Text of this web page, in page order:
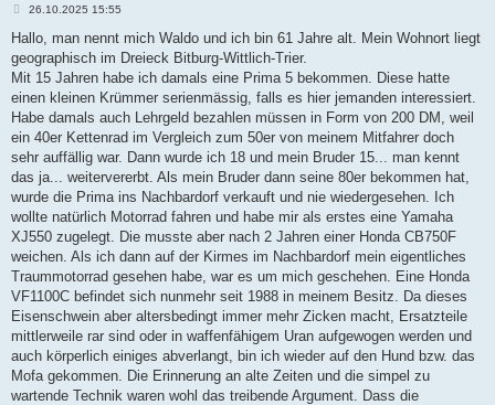
B
i
r
a
26.10.2025 15:55
Hallo, man nennt mich Waldo und ich bin 61 Jahre alt. Mein Wohnort liegt
geographisch im Dreieck Bitburg-Wittlich-Trier.
Mit 15 Jahren habe ich damals eine Prima 5 bekommen. Diese hatte
einen kleinen Krümmer serienmässig, falls es hier jemanden interessiert.
Habe damals auch Lehrgeld bezahlen müssen in Form von 200 DM, weil
ein 40er Kettenrad im Vergleich zum 50er von meinem Mitfahrer doch
sehr auffällig war. Dann wurde ich 18 und mein Bruder 15... man kennt
das ja... weitervererbt. Als mein Bruder dann seine 80er bekommen hat,
wurde die Prima ins Nachbardorf verkauft und nie wiedergesehen. Ich
wollte natürlich Motorrad fahren und habe mir als erstes eine Yamaha
XJ550 zugelegt. Die musste aber nach 2 Jahren einer Honda CB750F
weichen. Als ich dann auf der Kirmes im Nachbardorf mein eigentliches
Traummotorrad gesehen habe, war es um mich geschehen. Eine Honda
VF1100C befindet sich nunmehr seit 1988 in meinem Besitz. Da dieses
Eisenschwein aber altersbedingt immer mehr Zicken macht, Ersatzteile
mittlerweile rar sind oder in waffenfähigem Uran aufgewogen werden und
auch körperlich einiges abverlangt, bin ich wieder auf den Hund bzw. das
Mofa gekommen. Die Erinnerung an alte Zeiten und die simpel zu
wartende Technik waren wohl das treibende Argument. Dass die